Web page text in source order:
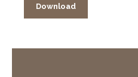
Download